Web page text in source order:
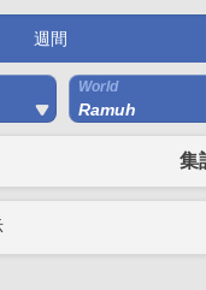
週間
World
Ramuh
集